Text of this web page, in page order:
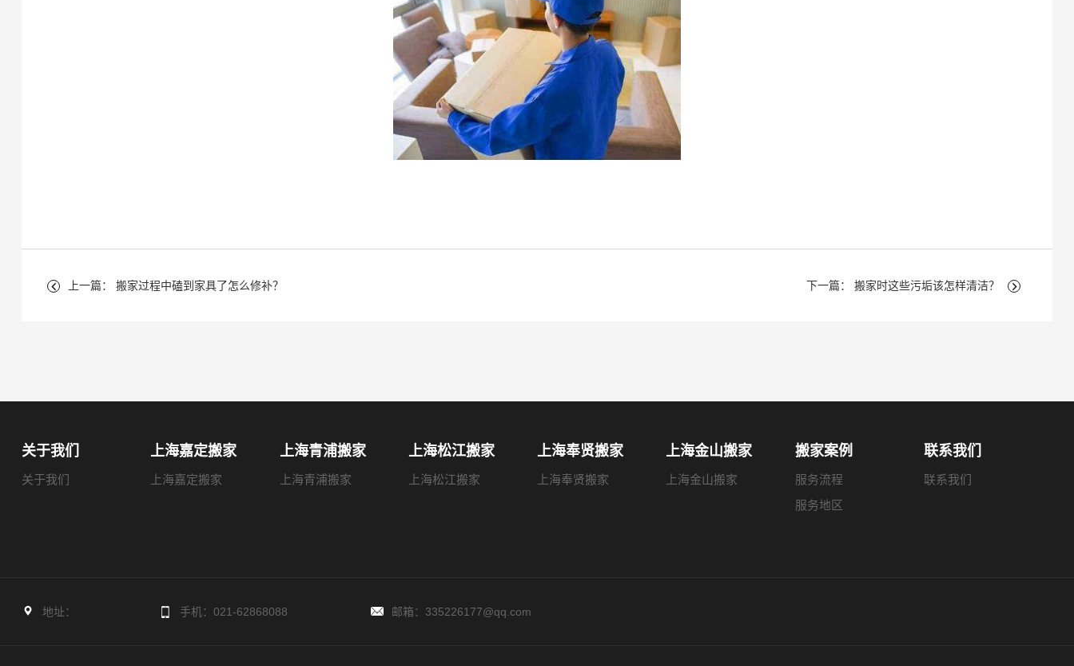
上一篇： 搬家过程中磕到家具了怎么修补？ 下一篇： 搬家时这些污垢该怎样清洁？
关于我们
关于我们
上海嘉定搬家
上海嘉定搬家
上海青浦搬家
上海青浦搬家
上海松江搬家
上海松江搬家
上海奉贤搬家
上海奉贤搬家
上海金山搬家
上海金山搬家
搬家案例
服务流程
服务地区
联系我们
联系我们
地址： 手机：021-62868088 邮箱：335226177@qq.com